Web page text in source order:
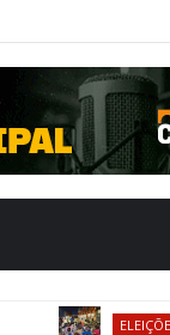
ELEIÇÕES 2026